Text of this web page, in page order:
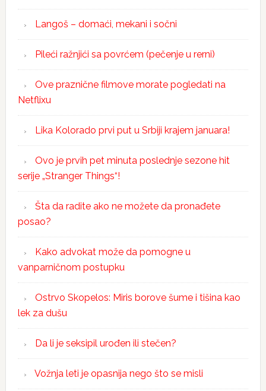
Langoš – domaći, mekani i sočni
Pileći ražnjići sa povrćem (pečenje u rerni)
Ove praznične filmove morate pogledati na
Netflixu
Lika Kolorado prvi put u Srbiji krajem januara!
Ovo je prvih pet minuta poslednje sezone hit
serije „Stranger Things“!
Šta da radite ako ne možete da pronađete
posao?
Kako advokat može da pomogne u
vanparničnom postupku
Ostrvo Skopelos: Miris borove šume i tišina kao
lek za dušu
Da li je seksipil urođen ili stečen?
Vožnja leti je opasnija nego što se misli